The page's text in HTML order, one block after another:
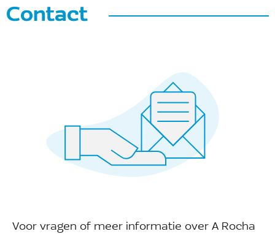
Contact
Voor vragen of meer informatie over A Rocha